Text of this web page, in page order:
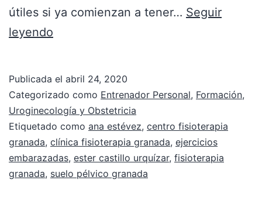
útiles si ya comienzan a tener… Seguir
leyendo
Publicada el abril 24, 2020
Categorizado como Entrenador Personal, Formación,
Uroginecología y Obstetricia
Etiquetado como ana estévez, centro fisioterapia
granada, clínica fisioterapia granada, ejercicios
embarazadas, ester castillo urquízar, fisioterapia
granada, suelo pélvico granada